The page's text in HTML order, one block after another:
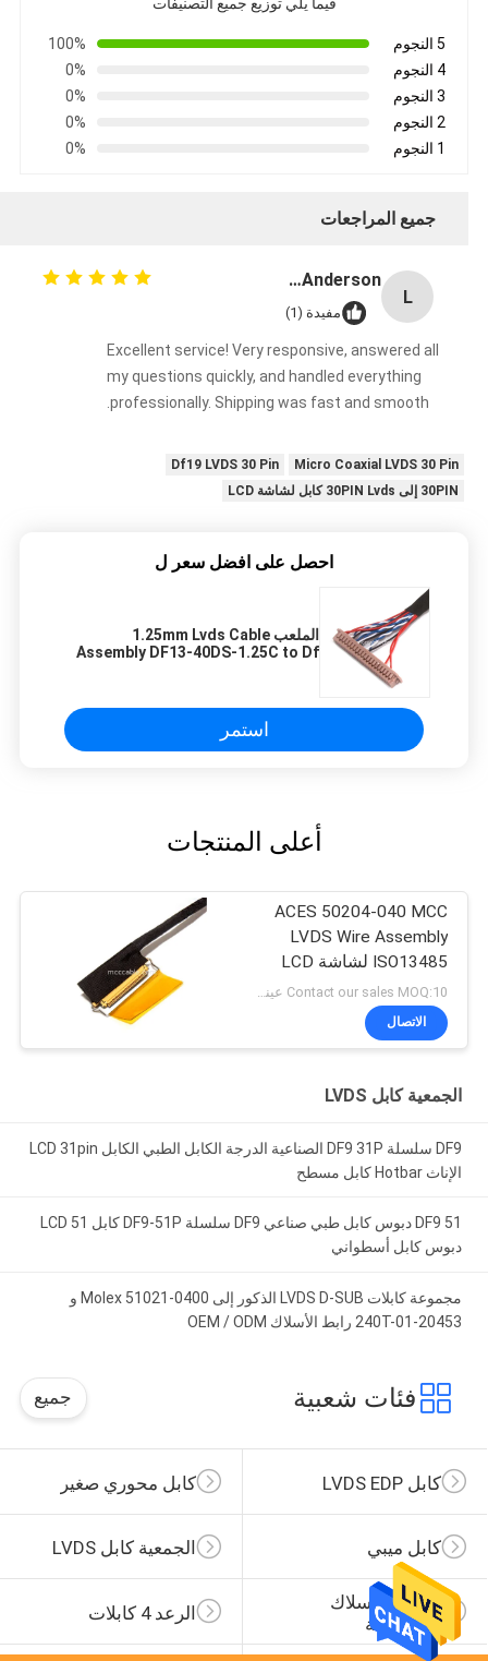
5 النجوم
100%
4 النجوم
0%
3 النجوم
0%
2 النجوم
0%
1 النجوم
0%
جميع المراجعات
L
Lisa Anderson
مفيدة (1)
Excellent service! Very responsive, answered all
my questions quickly, and handled everything
professionally. Shipping was fast and smooth.
Micro Coaxial LVDS 30 Pin
Df19 LVDS 30 Pin
30PIN إلى 30PIN Lvds كابل لشاشة LCD
احصل على افضل سعر ل
الملعب 1.25mm Lvds Cable
Assembly DF13-40DS-1.25C to Df
استمر
أعلى المنتجات
ACES 50204-040 MCC
LVDS Wire Assembly
ISO13485 لشاشة LCD
الطبية
الاتصال
الجمعية كابل LVDS
DF9 سلسلة DF9 31P الصناعية الدرجة الكابل الطبي الكابل LCD 31pin
الإناث Hotbar كابل مسطح
DF9 51 دبوس كابل طبي صناعي DF9 سلسلة DF9-51P كابل LCD 51
دبوس كابل أسطواني
مجموعة كابلات LVDS D-SUB الذكور إلى Molex 51021-0400 و
20453-240T-01 رابط الأسلاك OEM / ODM
فئات شعبية جميع
كابل محوري صغير كابل LVDS EDP
الجمعية كابل LVDS كابل ميبي
الرعد 4 كابلات
تسخير الأسلاك
المخصصة